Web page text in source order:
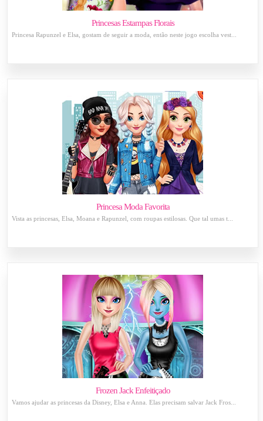
Princesas Estampas Florais
Princesa Rapunzel e Elsa, gostam de seguir a moda, então neste jogo escolha vest...
Princesa Moda Favorita
Vista as princesas, Elsa, Moana e Rapunzel, com roupas estilosas. Que tal umas t...
Frozen Jack Enfeitiçado
Vamos ajudar as princesas da Disney, Elsa e Anna. Elas precisam salvar Jack Fros...